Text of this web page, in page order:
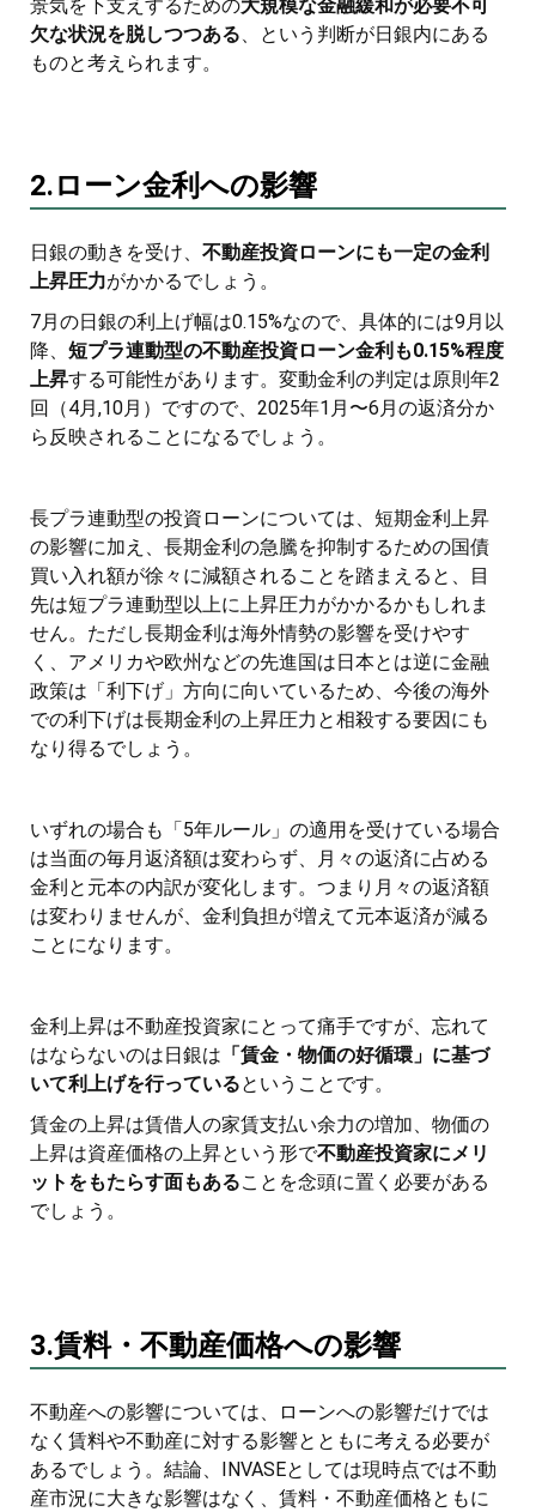
景気を下支えするための大規模な金融緩和が必要不可
欠な状況を脱しつつある、という判断が日銀内にある
ものと考えられます。
2.ローン金利への影響
日銀の動きを受け、 不動産投資ローンにも一定の金利
上昇圧力がかかるでしょう。
7月の日銀の利上げ幅は0.15%なので、具体的には9月以
降、 短プラ連動型の不動産投資ローン金利も0.15%程度
上昇する可能性があります。変動金利の判定は原則年2
回（4月,10月）ですので、2025年1月〜6月の返済分か
ら反映されることになるでしょう。
長プラ連動型の投資ローンについては、短期金利上昇
の影響に加え、長期金利の急騰を抑制するための国債
買い入れ額が徐々に減額されることを踏まえると、目
先は短プラ連動型以上に上昇圧力がかかるかもしれま
せん。ただし長期金利は海外情勢の影響を受けやす
く、アメリカや欧州などの先進国は日本とは逆に金融
政策は「利下げ」方向に向いているため、今後の海外
での利下げは長期金利の上昇圧力と相殺する要因にも
なり得るでしょう。
いずれの場合も「5年ルール」の適用を受けている場合
は当面の毎月返済額は変わらず、月々の返済に占める
金利と元本の内訳が変化します。つまり月々の返済額
は変わりませんが、金利負担が増えて元本返済が減る
ことになります。
金利上昇は不動産投資家にとって痛手ですが、忘れて
はならないのは日銀は 「賃金・物価の好循環」に基づ
いて利上げを行っているということです。
賃金の上昇は賃借人の家賃支払い余力の増加、物価の
上昇は資産価格の上昇という形で不動産投資家にメリ
ットをもたらす面もあることを念頭に置く必要がある
でしょう。
3.賃料・不動産価格への影響
不動産への影響については、ローンへの影響だけでは
なく賃料や不動産に対する影響とともに考える必要が
あるでしょう。結論、INVASEとしては現時点では不動
産市況に大きな影響はなく、賃料・不動産価格ともに